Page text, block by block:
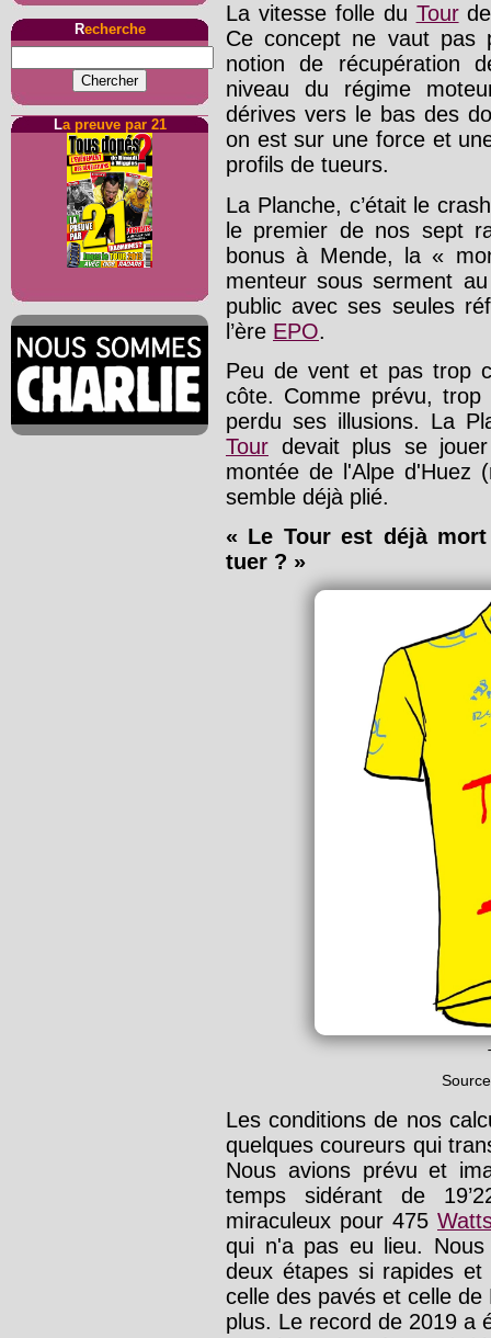
Recherche
La preuve par 21
La vitesse folle du Tour
Ce concept ne vaut pas
notion de récupération
niveau du régime
dérives vers le bas des
on est sur une force et
profils de tueurs.
La Planche, c’était le
le premier de nos sept
bonus à Mende, la «
menteur sous serment
public avec ses seules
l’ère EPO.
Peu de vent et pas trop
côte. Comme prévu,
perdu ses illusions. La
Tour devait plus se
montée de l'Alpe
semble déjà plié.
« Le Tour est déjà mort
tuer ? »
Les conditions de nos
quelques coureurs qui
Nous avions prévu et
temps sidérant de
miraculeux pour 475
qui n'a pas eu lieu. Nous
deux étapes si rapides
celle des pavés et celle
plus. Le record de 2019 a